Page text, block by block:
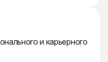
и карьерного